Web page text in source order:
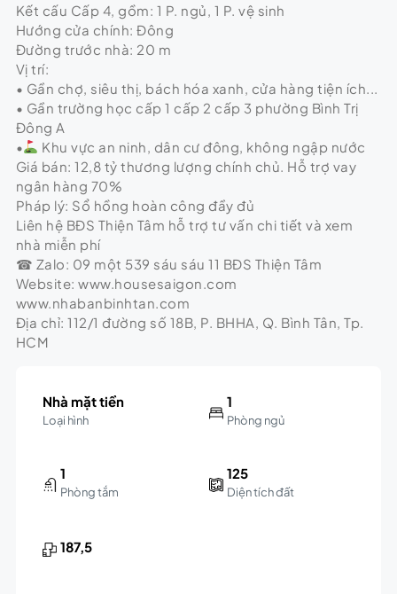
Kết cấu Cấp 4, gồm: 1 P. ngủ, 1 P. vệ sinh
Hướng cửa chính: Đông
Đường trước nhà: 20 m
Vị trí:
• Gần chợ, siêu thị, bách hóa xanh, cửa hàng tiện ích...
• Gần trường học cấp 1 cấp 2 cấp 3 phường Bình Trị
Đông A
•
Khu vực an ninh, dân cư đông, không ngập nước
Giá bán: 12,8 tỷ thương lượng chính chủ. Hỗ trợ vay
ngân hàng 70%
Pháp lý: Sổ hồng hoàn công đầy đủ
Liên hệ BĐS Thiện Tâm hỗ trợ tư vấn chi tiết và xem
nhà miễn phí
☎ Zalo: 09 một 539 sáu sáu 11 BĐS Thiện Tâm
Website: www.housesaigon.com
www.nhabanbinhtan.com
Địa chỉ: 112/1 đường số 18B, P. BHHA, Q. Bình Tân, Tp.
HCM
Nhà mặt tiền
Loại hình
1
Phòng ngủ
1
Phòng tắm
125
Diện tích đất
187,5